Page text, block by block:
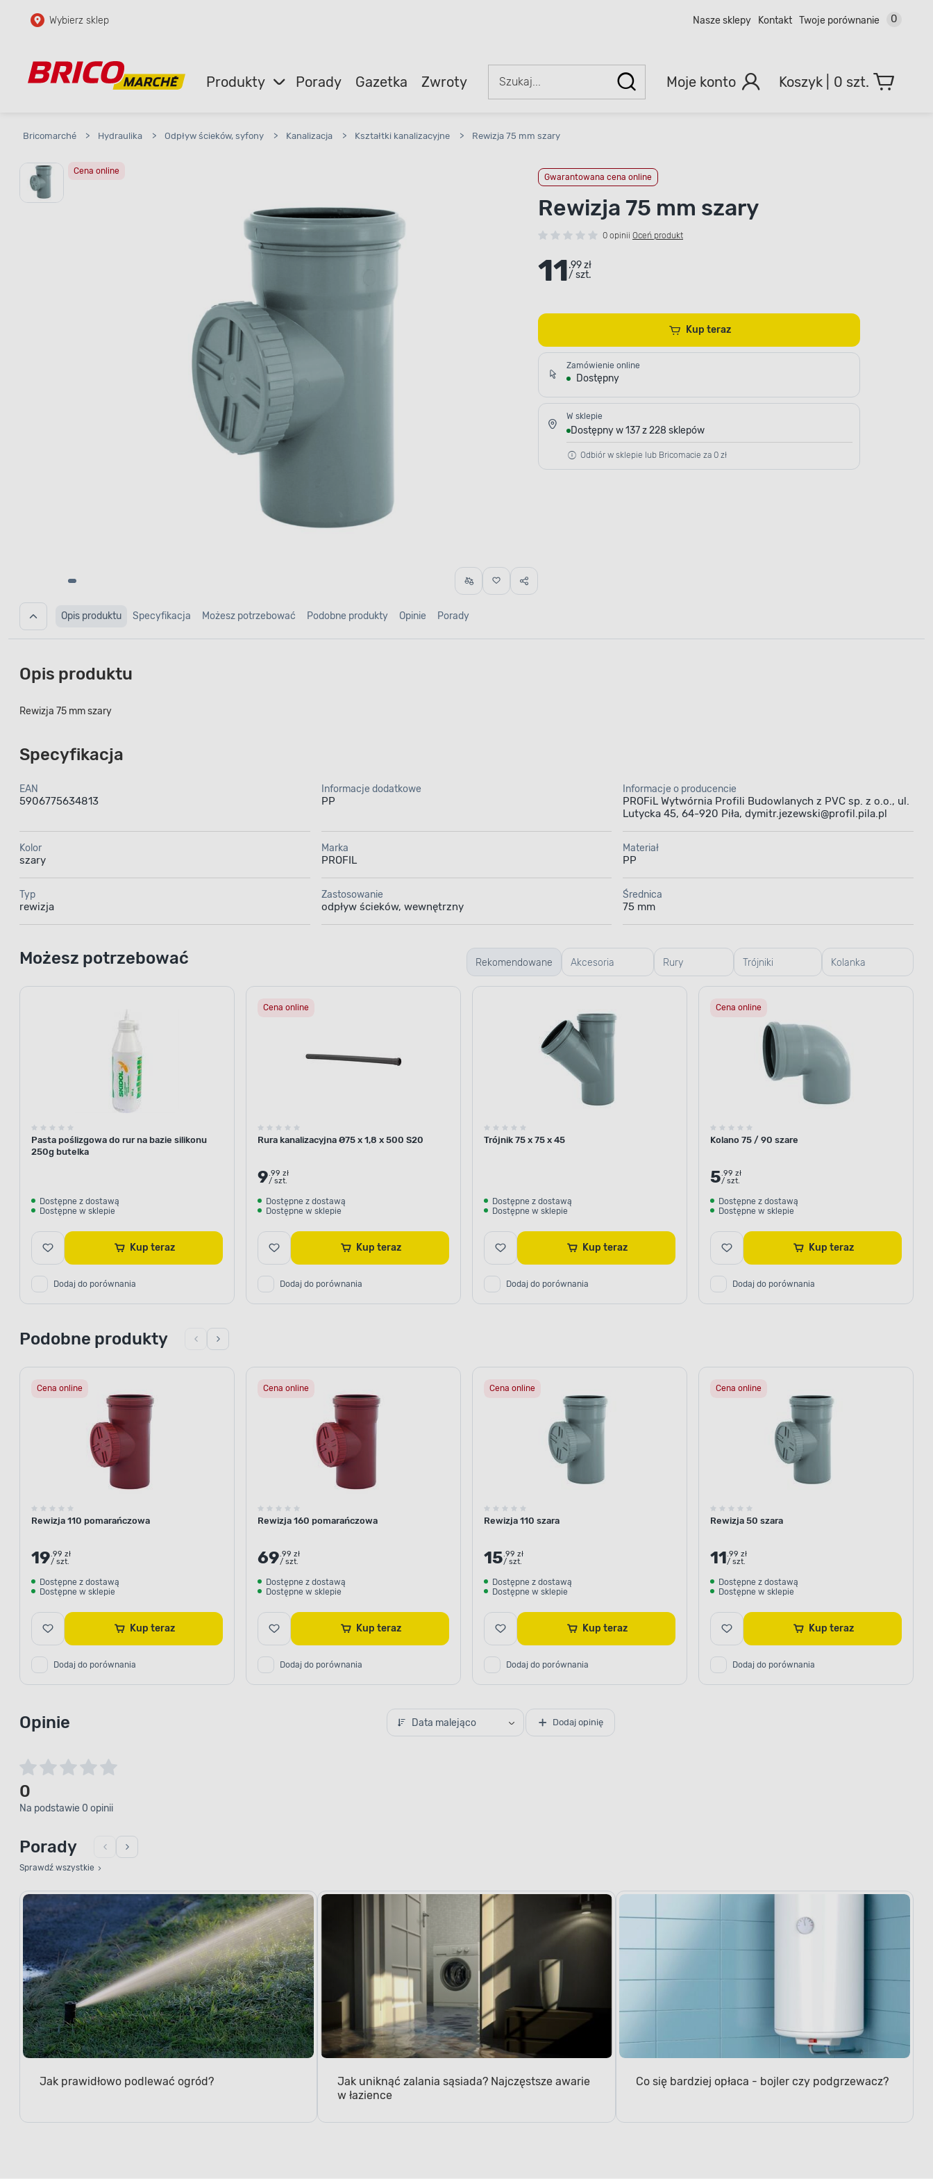
Przejdź do głównej zawartości
Przejdź do wyszukiwarki
Wybierz sklep Nasze sklepy Kontakt Twoje porównanie 0
Produkty Porady Gazetka Zwroty Moje konto 0 szt.
Bricomarché > Hydraulika > Odpływ ścieków, syfony > Kanalizacja > Kształtki kanalizacyjne > Rewizja 75 mm szary
Cena online
Gwarantowana cena online
Rewizja 75 mm szary
0 opinii Oceń produkt
11.99 zł
/ szt.
Kup teraz
Zamówienie online
Dostępny
W sklepie
Dostępny w 137 z 228 sklepów
Odbiór w sklepie lub Bricomacie za 0 zł
Opis produktu Specyfikacja Możesz potrzebować Podobne produkty Opinie Porady
Opis produktu
Rewizja 75 mm szary
Specyfikacja
EAN
5906775634813
Informacje dodatkowe
PP
Informacje o producencie
PROFiL Wytwórnia Profili Budowlanych z PVC sp. z o.o., ul.
Lutycka 45, 64-920 Piła, dymitr.jezewski@profil.pila.pl
Kolor
szary
Marka
PROFIL
Materiał
PP
Typ
rewizja
Zastosowanie
odpływ ścieków, wewnętrzny
Średnica
75 mm
Rekomendowane Akcesoria Rury
kanalizacyjne
Trójniki Kolanka
Możesz potrzebować
Pasta poślizgowa do rur na bazie silikonu
250g butelka
Dostępne z dostawą
Dostępne w sklepie
Kup teraz
Dodaj do porównania
Cena online
Rura kanalizacyjna Ø75 x 1,8 x 500 S20
9.99 zł
/ szt.
Dostępne z dostawą
Dostępne w sklepie
Kup teraz
Dodaj do porównania
Trójnik 75 x 75 x 45
Dostępne z dostawą
Dostępne w sklepie
Kup teraz
Dodaj do porównania
Cena online
Kolano 75 / 90 szare
5.99 zł
/ szt.
Dostępne z dostawą
Dostępne w sklepie
Kup teraz
Dodaj do porównania
Podobne produkty
Cena online
Rewizja 110 pomarańczowa
19.99 zł
/ szt.
Dostępne z dostawą
Dostępne w sklepie
Kup teraz
Dodaj do porównania
Cena online
Rewizja 160 pomarańczowa
69.99 zł
/ szt.
Dostępne z dostawą
Dostępne w sklepie
Kup teraz
Dodaj do porównania
Cena online
Rewizja 110 szara
15.99 zł
/ szt.
Dostępne z dostawą
Dostępne w sklepie
Kup teraz
Dodaj do porównania
Cena online
Rewizja 50 szara
11.99 zł
/ szt.
Dostępne z dostawą
Dostępne w sklepie
Kup teraz
Dodaj do porównania
Opinie Data malejąco Dodaj opinię
0
Na podstawie 0 opinii
Porady
Sprawdź wszystkie
Jak prawidłowo podlewać ogród?
Jak uniknąć zalania sąsiada? Najczęstsze awarie
w łazience
Co się bardziej opłaca - bojler czy podgrzewacz?